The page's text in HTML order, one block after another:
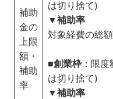
補助
金の
上限
額・
補助
率
は切り捨て)
▼補助率
対象経費の総
■創業枠：限度
は切り捨て)
▼補助率